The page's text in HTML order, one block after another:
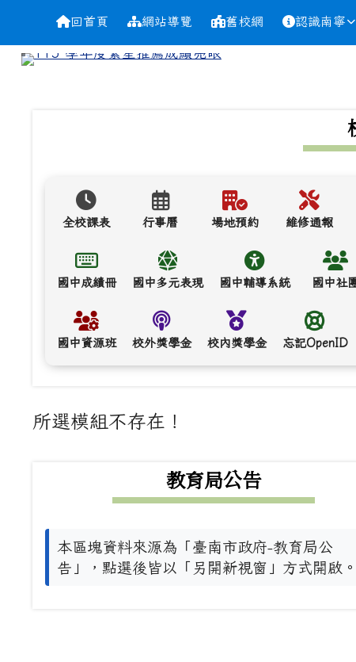
台南市南寧高中
導覽列回首頁 網站導覽 舊校網 認識南寧
全校課表 行事曆 場地預約 維修通報
國中成績冊 國中多元表現 國中輔導系統 國中社
國中資源班 校外獎學金 校內獎學金 忘記OpenID
主內容區域
所選模組不存在！
教育局公告
本區塊資料來源為「臺南市政府-教育局公
告」，點選後皆以「另開新視窗」方式開啟。